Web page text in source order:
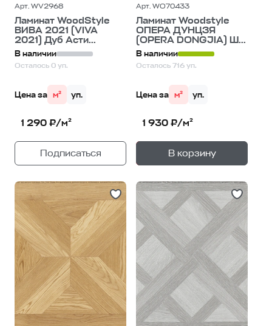
Арт. WV2968
Ламинат WoodStyle
ВИВА 2021 (VIVA
2021) Дуб Асти...
В наличии
Осталось 0 уп.
Цена за м² уп.
1 290 ₽/м²
Подписаться
Арт. WO70433
Ламинат Woodstyle
ОПЕРА ДУНЦЗЯ
(OPERA DONGJIA) Ш...
В наличии
Осталось 716 уп.
Цена за м² уп.
1 930 ₽/м²
В корзину
— 1уп.